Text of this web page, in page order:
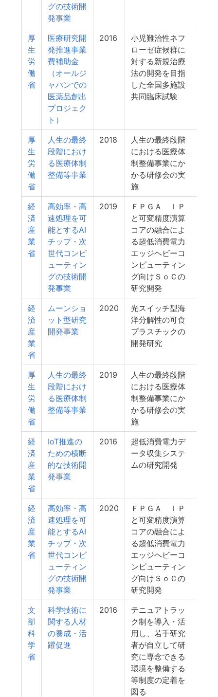
グの技術開
発事業
厚
生
労
働
省
医療研究開
発推進事業
費補助金
（オールジ
ャパンでの
医薬品創出
プロジェク
ト）
2016
小児難治性ネフ
ローゼ症候群に
対する新規治療
法の開発を目指
した全国多施設
共同臨床試験
厚
生
労
働
省
人生の最終
段階におけ
る医療体制
整備等事業
2018
人生の最終段階
における医療体
制整備事業にか
かる研修会の実
施
経
済
産
業
省
高効率・高
速処理を可
能とするAI
チップ・次
世代コンピ
ューティン
グの技術開
発事業
2019
ＦＰＧＡ ＩＰ
と可変精度演算
コアの融合によ
る超低消費電力
エッジヘビーコ
ンピューティン
グ向けＳｏＣの
研究開発
経
済
産
業
省
ムーンショ
ット型研究
開発事業
2020
光スイッチ型海
洋分解性の可食
プラスチックの
開発研究
厚
生
労
働
省
人生の最終
段階におけ
る医療体制
整備等事業
2019
人生の最終段階
における医療体
制整備事業にか
かる研修会の実
施
経
済
産
業
省
IoT推進の
ための横断
的な技術開
発事業
2016
超低消費電力デ
ータ収集システ
ムの研究開発
経
済
産
業
省
高効率・高
速処理を可
能とするAI
チップ・次
世代コンピ
ューティン
グの技術開
発事業
2020
ＦＰＧＡ ＩＰ
と可変精度演算
コアの融合によ
る超低消費電力
エッジヘビーコ
ンピューティン
グ向けＳｏＣの
研究開発
文
部
科
学
省
科学技術に
関する人材
の養成・活
躍促進
2016
テニュアトラッ
ク制を導入・活
用し、若手研究
者が自立して研
究に専念できる
環境を整備する
等制度の定着を
図る